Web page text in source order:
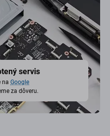
servis
na Google
za dôveru.